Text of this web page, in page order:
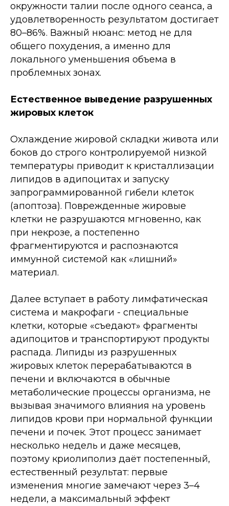
окружности талии после одного сеанса, а
удовлетворенность результатом достигает
80–86%. Важный нюанс: метод не для
общего похудения, а именно для
локального уменьшения объема в
проблемных зонах.
Естественное выведение разрушенных
жировых клеток
Охлаждение жировой складки живота или
боков до строго контролируемой низкой
температуры приводит к кристаллизации
липидов в адипоцитах и запуску
запрограммированной гибели клеток
(апоптоза). Поврежденные жировые
клетки не разрушаются мгновенно, как
при некрозе, а постепенно
фрагментируются и распознаются
иммунной системой как «лишний»
материал.
Далее вступает в работу лимфатическая
система и макрофаги - специальные
клетки, которые «съедают» фрагменты
адипоцитов и транспортируют продукты
распада. Липиды из разрушенных
жировых клеток перерабатываются в
печени и включаются в обычные
метаболические процессы организма, не
вызывая значимого влияния на уровень
липидов крови при нормальной функции
печени и почек. Этот процесс занимает
несколько недель и даже месяцев,
поэтому криолиполиз даёт постепенный,
естественный результат: первые
изменения многие замечают через 3–4
недели, а максимальный эффект